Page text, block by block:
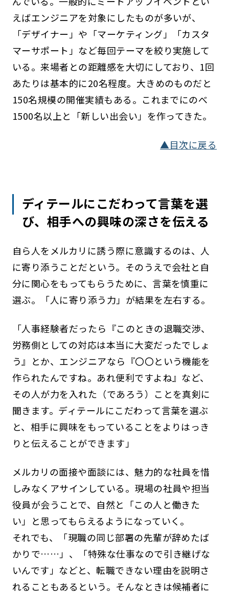
えばエンジニアを対象にしたものが多いが、
「デザイナー」や「マーケティング」「カスタ
マーサポート」など毎回テーマを絞り実施して
いる。来場者との距離感を大切にしており、1回
あたりは基本的に20名程度。大きめのものだと
150名規模の開催実績もある。これまでにのべ
1500名以上と「新しい出会い」を作ってきた。
▲目次に戻る
ディテールにこだわって言葉を選
び、相手への興味の深さを伝える
自ら人をメルカリに誘う際に意識するのは、人
に寄り添うことだという。そのうえで会社と自
分に関心をもってもらうために、言葉を慎重に
選ぶ。「人に寄り添う力」が結果を左右する。
「人事経験者だったら『このときの退職交渉、
労務側としての対応は本当に大変だったでしょ
う』とか、エンジニアなら『〇〇という機能を
作られたんですね。あれ便利ですよね』など、
その人が力を入れた（であろう）ことを真剣に
聞きます。ディテールにこだわって言葉を選ぶ
と、相手に興味をもっていることをよりはっき
りと伝えることができます」
メルカリの面接や面談には、魅力的な社員を惜
しみなくアサインしている。現場の社員や担当
役員が会うことで、自然と「この人と働きた
い」と思ってもらえるようになっていく。
それでも、「現職の同じ部署の先輩が辞めたば
かりで……」、「特殊な仕事なので引き継げな
いんです」などと、転職できない理由を説明さ
れることもあるという。そんなときは候補者に